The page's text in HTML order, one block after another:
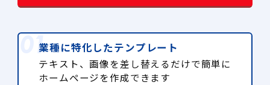
業種に特化したテンプレート
テキスト、画像を差し替えるだけで簡単に
ホームページを作成できます